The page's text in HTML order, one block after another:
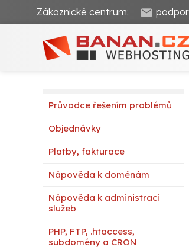
Zákaznické centrum:
Průvodce řešením problémů
Objednávky
Platby, fakturace
Nápověda k doménám
Nápověda k administraci
služeb
PHP, FTP, .htaccess,
subdomény a CRON